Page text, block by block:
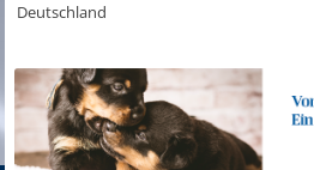
Deutschland